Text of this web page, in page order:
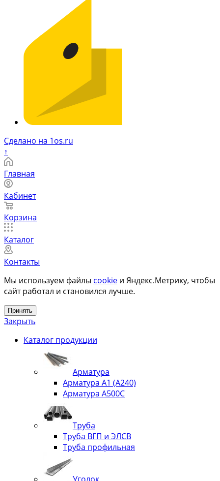
Сделано на 1os.ru
↑
Главная
Кабинет
Корзина
Каталог
Контакты
Мы используем файлы cookie и Яндекс.Метрику, чтобы
сайт работал и становился лучше.
Принять
Закрыть
Каталог продукции
Арматура
Арматура А1 (А240)
Арматура А500С
Труба
Труба ВГП и ЭЛСВ
Труба профильная